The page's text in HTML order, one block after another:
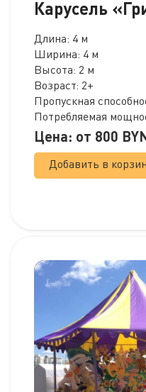
Карусель
Длина: 4 м
Ширина: 4 м
Высота: 2 м
Возраст: 2+
Пропускная
Потребляемая
Цена: от 800
Добавить в